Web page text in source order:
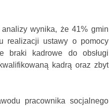
wynika, że 41% gmin
realizacji ustawy o pomocy
braki kadrowe do obsługi
kadrą oraz zbyt
pracownika socjalnego